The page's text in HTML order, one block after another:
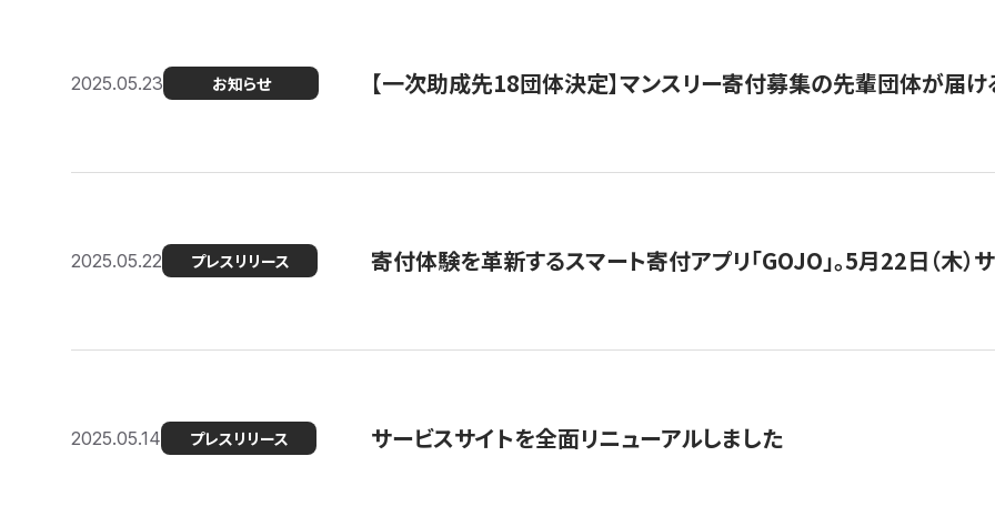
2025.05.23 お知らせ 【一次助成先18団体決定】マンスリー寄付募集の先輩団体が届
2025.05.22 プレスリリース 寄付体験を革新するスマート寄付アプリ「GOJO」。5月22日（木）
2025.05.14 プレスリリース サービスサイトを全面リニューアルしました